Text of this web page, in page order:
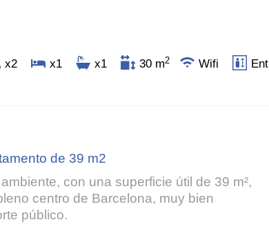
x2 x1 x1 30 m2 Wifi Ent
de 39 m2
con una superficie útil de 39 m²,
centro de Barcelona, muy bien
público.